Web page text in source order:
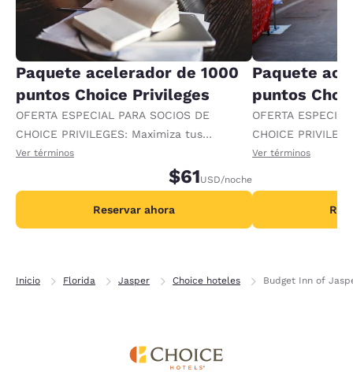
Paquete acelerador de 1000
puntos Choice Privileges
OFERTA ESPECIAL PARA SOCIOS DE
CHOICE PRIVILEGES: Maximiza tus
recompensas al recibir 1000 puntos
Ver términos
$61USD/noche
Reservar ahora
Paquete
puntos
OFERTA
CHOICE
recompensas al
Ver términos
Inicio Florida Jasper Choice hoteles Budget Inn of